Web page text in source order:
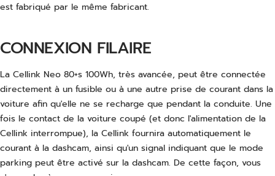
est fabriqué par le même fabricant.
CONNEXION FILAIRE
La Cellink Neo 80+s 100Wh, très avancée, peut être connectée
directement à un fusible ou à une autre prise de courant dans la
voiture afin qu'elle ne se recharge que pendant la conduite. Une
fois le contact de la voiture coupé (et donc l'alimentation de la
Cellink interrompue), la Cellink fournira automatiquement le
courant à la dashcam, ainsi qu'un signal indiquant que le mode
parking peut être activé sur la dashcam. De cette façon, vous